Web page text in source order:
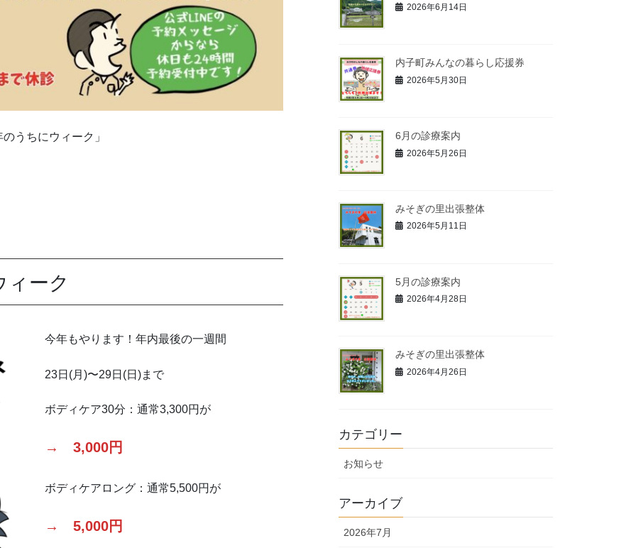
うちにウィーク」
ィーク
今年もやります！年内最後の一週間
23日(月)〜29日(日)まで
ボディケア30分：通常3,300円が
→3,000円
ボディケアロング：通常5,500円が
→5,000円
2026年6月14日
内子町みんなの暮らし応援券
2026年5月30日
6月の診療案内
2026年5月26日
みそぎの里出張整体
2026年5月11日
5月の診療案内
2026年4月28日
みそぎの里出張整体
2026年4月26日
カテゴリー
お知らせ
アーカイブ
2026年7月